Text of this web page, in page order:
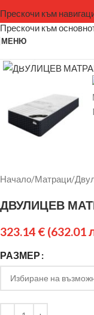
Прескочи към
Прескочи към
МЕНЮ
Щракнете за
Начало/Матраци/
ДВУЛИЦЕВ
323.14 € (632.01
РАЗМЕР